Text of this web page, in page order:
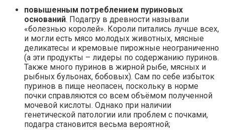
повышенным потреблением пуриновых
оснований. Подагру в древности называли
«болезнью королей». Короли питались лучше всех,
и могли есть мясо молодых животных, мясные
деликатесы и кремовые пирожные неограниченно
(а эти продукты – лидеры по содержанию пуринов.
Также много пуринов в жирной рыбе, мясных и
рыбных бульонах, бобовых). Сам по себе избыток
пуринов в пище неопасен, поскольку в норме
почки справляются со всем объёмом полученной
мочевой кислоты. Однако при наличии
генетической патологии или проблем с почками,
подагра становится весьма вероятной;